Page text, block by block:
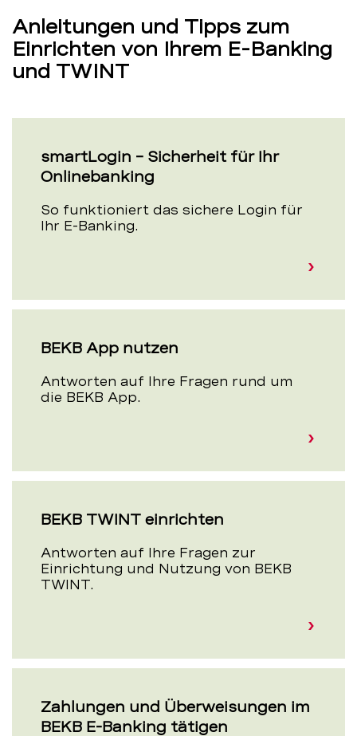
Anleitungen und Tipps zum
Einrichten von Ihrem E-Banking
und TWINT
smartLogin – Sicherheit für Ihr
Onlinebanking
So funktioniert das sichere Login für
Ihr E-Banking.
BEKB App nutzen
Antworten auf Ihre Fragen rund um
die BEKB App.
BEKB TWINT einrichten
Antworten auf Ihre Fragen zur
Einrichtung und Nutzung von BEKB
TWINT.
Zahlungen und Überweisungen im
BEKB E-Banking tätigen